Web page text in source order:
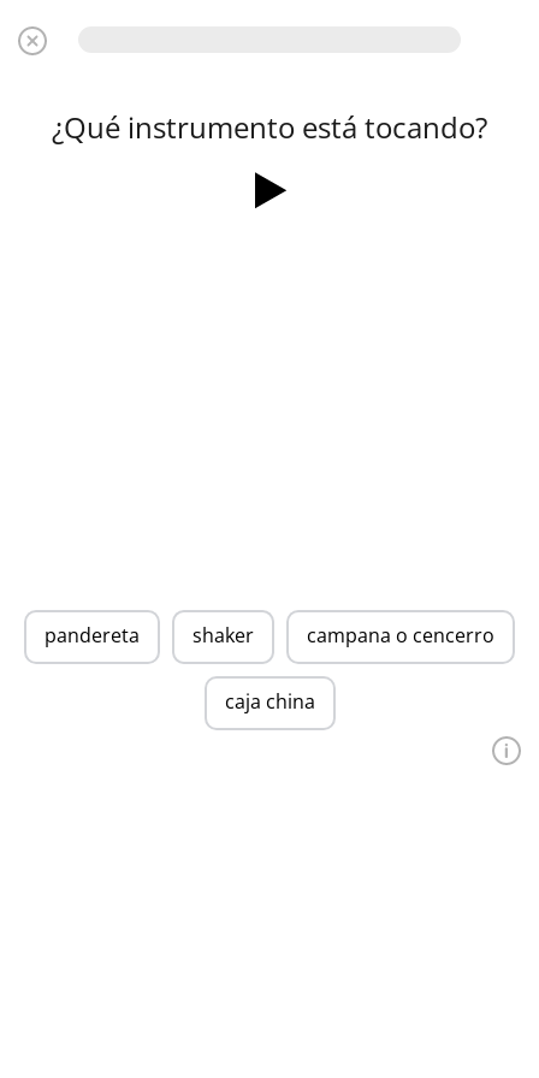
¿Qué instrumento está tocando?
pandereta shaker campana o cencerro
caja china